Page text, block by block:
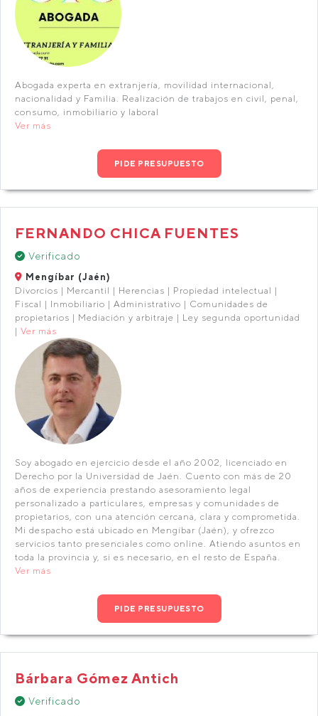
Abogada experta en extranjería, movilidad internacional,
nacionalidad y Familia. Realización de trabajos en civil, penal,
consumo, inmobiliario y laboral
Ver más
PIDE PRESUPUESTO
FERNANDO CHICA FUENTES
Verificado
Mengíbar (Jaén)
Divorcios | Mercantil | Herencias | Propiedad intelectual |
Fiscal | Inmobiliario | Administrativo | Comunidades de
propietarios | Mediación y arbitraje | Ley segunda oportunidad
| Ver más
Soy abogado en ejercicio desde el año 2002, licenciado en
Derecho por la Universidad de Jaén. Cuento con más de 20
años de experiencia prestando asesoramiento legal
personalizado a particulares, empresas y comunidades de
propietarios, con una atención cercana, clara y comprometida.
Mi despacho está ubicado en Mengíbar (Jaén), y ofrezco
servicios tanto presenciales como online. Atiendo asuntos en
toda la provincia y, si es necesario, en el resto de España.
Ver más
PIDE PRESUPUESTO
Bárbara Gómez Antich
Verificado